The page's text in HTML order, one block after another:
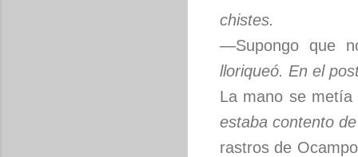
chistes.
—Supongo que
lloriqueó. En el
La mano se
estaba contento
rastros de